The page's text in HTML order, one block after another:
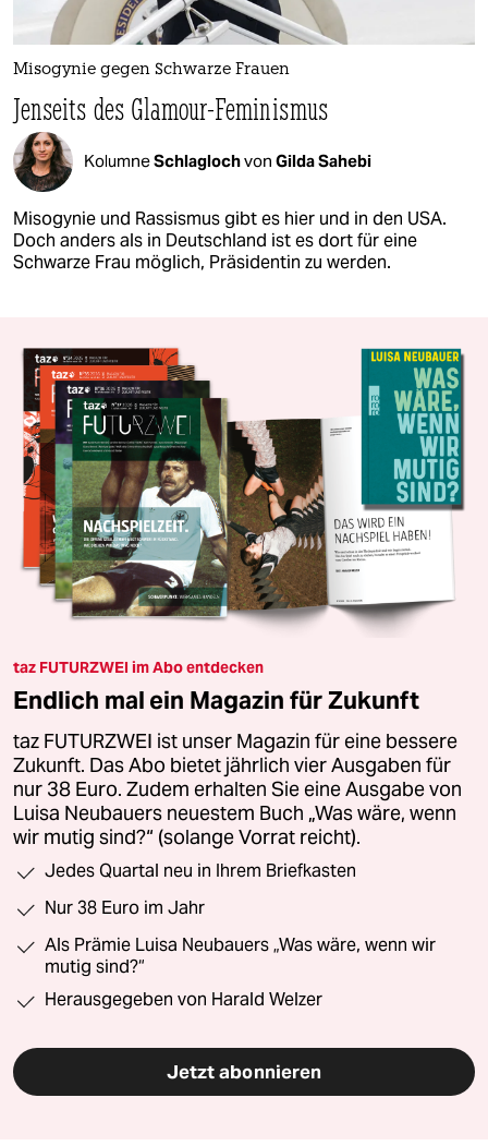
Misogynie gegen Schwarze Frauen
Jenseits des Glamour-Feminismus
KolumneSchlaglochvon Gilda Sahebi
Misogynie und Rassismus gibt es hier und in den USA.
Doch anders als in Deutschland ist es dort für eine
Schwarze Frau möglich, Präsidentin zu werden.
taz FUTURZWEI im Abo entdecken
Endlich mal ein Magazin für Zukunft
taz FUTURZWEI ist unser Magazin für eine bessere
Zukunft. Das Abo bietet jährlich vier Ausgaben für
nur 38 Euro. Zudem erhalten Sie eine Ausgabe von
Luisa Neubauers neuestem Buch „Was wäre, wenn
wir mutig sind?“ (solange Vorrat reicht).
Jedes Quartal neu in Ihrem Briefkasten
Nur 38 Euro im Jahr
Als Prämie Luisa Neubauers „Was wäre, wenn wir
mutig sind?“
Herausgegeben von Harald Welzer
Jetzt abonnieren